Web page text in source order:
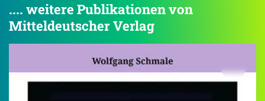
.... weitere Publikationen von
Mitteldeutscher Verlag